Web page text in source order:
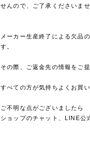
せんので、ご了承くださいませ
メーカー生産終了による欠品
す。
その際、ご返金先の情報をご
すべての方が気持ちよくお買
ご不明な点がございましたら
ショップのチャット、LINE公